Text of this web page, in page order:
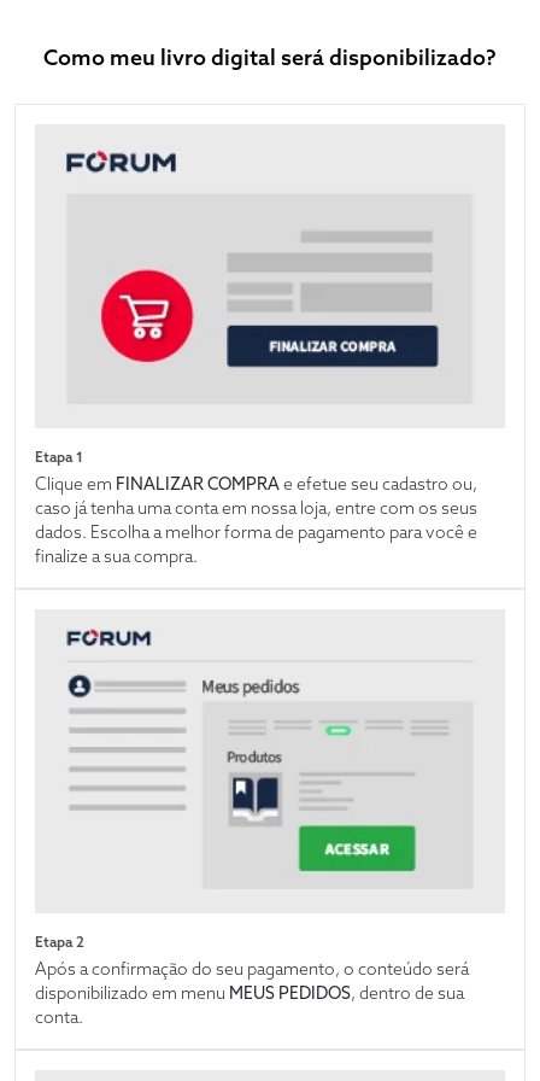
Como meu livro digital será disponibilizado?
Etapa 1
Clique em FINALIZAR COMPRAe efetue seu cadastro ou,
caso já tenha uma conta em nossa loja, entre com os seus
dados. Escolha a melhor forma de pagamento para você e
finalize a sua compra.
Etapa 2
Após a confirmação do seu pagamento, o conteúdo será
disponibilizado em menu MEUS PEDIDOS, dentro de sua
conta.